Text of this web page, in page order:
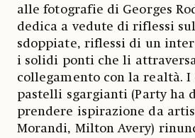
alle fotografie di Georges
dedica a vedute di riflessi
sdoppiate, riflessi di un
i solidi ponti che li
collegamento con la realtà.
pastelli sgargianti (Party ha
prendere ispirazione da
Morandi, Milton Avery)